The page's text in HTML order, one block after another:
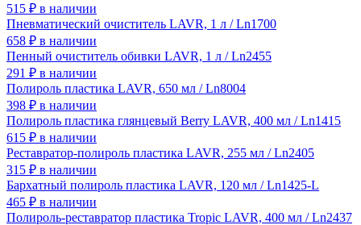
515 ₽ в наличии
Пневматический очиститель LAVR, 1 л / Ln1700
658 ₽ в наличии
Пенный очиститель обивки LAVR, 1 л / Ln2455
291 ₽ в наличии
Полироль пластика LAVR, 650 мл / Ln8004
398 ₽ в наличии
Полироль пластика глянцевый Berry LAVR, 400 мл / Ln1415
615 ₽ в наличии
Реставратор-полироль пластика LAVR, 255 мл / Ln2405
315 ₽ в наличии
Бархатный полироль пластика LAVR, 120 мл / Ln1425-L
465 ₽ в наличии
Полироль-реставратор пластика Tropic LAVR, 400 мл / Ln2437